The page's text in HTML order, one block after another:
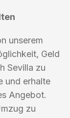
unserem
Geld
Sevilla zu
und erhalte
Angebot.
zu